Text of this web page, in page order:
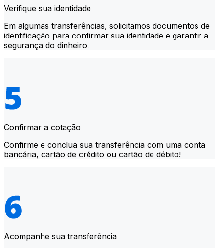
Verifique sua identidade
Em algumas transferências, solicitamos documentos de
identificação para confirmar sua identidade e garantir a
segurança do dinheiro.
Confirmar a cotação
Confirme e conclua sua transferência com uma conta
bancária, cartão de crédito ou cartão de débito!
Acompanhe sua transferência